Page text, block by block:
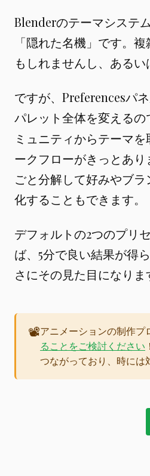
Blenderのテーマシステ
「隠れた名機」です。
もしれませんし、ある
ですが、Preferencesパ
パレット全体を変えるの
ミュニティからテーマ
ークフローがきっとあ
ごと分解して好みやブ
化することもできます。
デフォルトの2つのプリ
ば、5分で良い結果が得
さにその見た目になりま
📽️アニメーションの制作
ることをご検討ください
つながっており、時には